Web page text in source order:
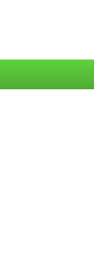
テムなら株